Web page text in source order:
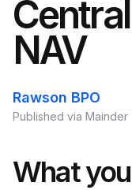
NAV
Rawson BPO
Published via Mainder
What